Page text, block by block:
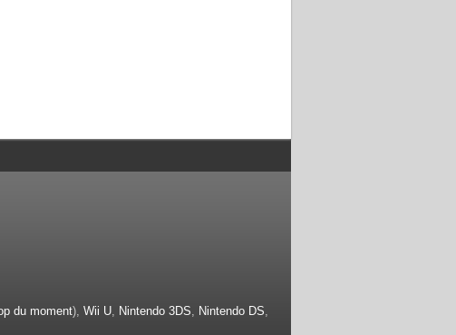
du moment), Wii U, Nintendo 3DS, Nintendo DS,